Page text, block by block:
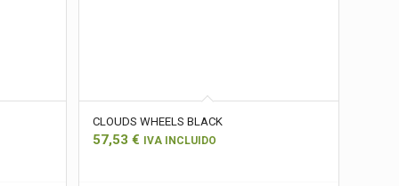
CLOUDS WHEELS BLACK
57,53 € IVA INCLUIDO